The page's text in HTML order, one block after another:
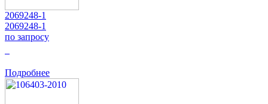
2069248-1
2069248-1
по запросу
Подробнее